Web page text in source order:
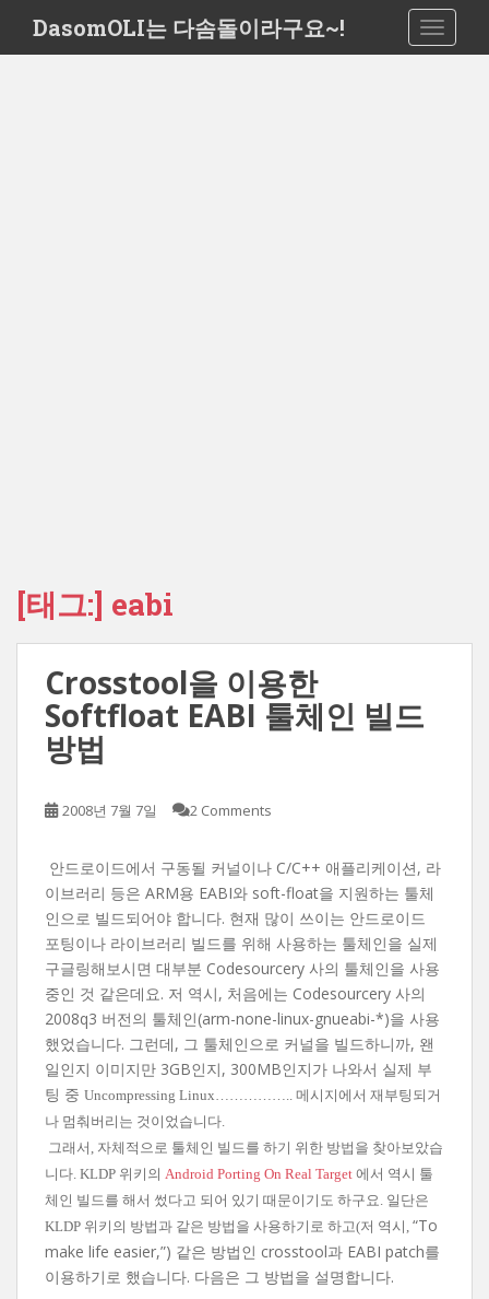
i
DasomOLI는 다솜돌이라구요~!
[태그:] eabi
Crosstool을 이용한
Softfloat EABI 툴체인 빌드
방법
2008년 7월 7일 2 Comments
안드로이드에서 구동될 커널이나 C/C++ 애플리케이션, 라
이브러리 등은 ARM용 EABI와 soft-float을 지원하는 툴체
인으로 빌드되어야 합니다. 현재 많이 쓰이는 안드로이드
포팅이나 라이브러리 빌드를 위해 사용하는 툴체인을 실제
구글링해보시면 대부분 Codesourcery 사의 툴체인을 사용
중인 것 같은데요. 저 역시, 처음에는 Codesourcery 사의
2008q3 버전의 툴체인(arm-none-linux-gnueabi-*)을 사용
했었습니다. 그런데, 그 툴체인으로 커널을 빌드하니까, 왠
일인지 이미지만 3GB인지, 300MB인지가 나와서 실제 부
팅 중 Uncompressing Linux…………….. 메시지에서 재부팅되거
나 멈춰버리는 것이었습니다.
그래서, 자체적으로 툴체인 빌드를 하기 위한 방법을 찾아보았습
니다. KLDP 위키의 Android Porting On Real Target 에서 역시 툴
체인 빌드를 해서 썼다고 되어 있기 때문이기도 하구요. 일단은
KLDP 위키의 방법과 같은 방법을 사용하기로 하고(저 역시, “To
make life easier,”) 같은 방법인 crosstool과 EABI patch를
이용하기로 했습니다. 다음은 그 방법을 설명합니다.